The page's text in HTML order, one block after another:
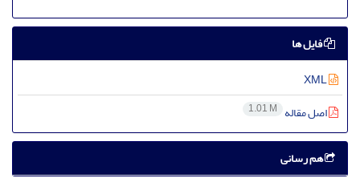
فایل ها
اصل مقاله 1.01 M
هم رسانی